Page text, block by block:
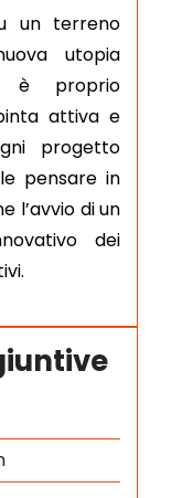
un terreno
utopia
è proprio
attiva e
progetto
pensare in
l’avvio di un
dei